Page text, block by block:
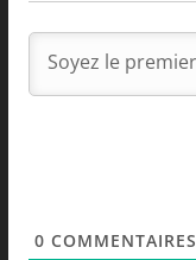
0 COMMENTAIRES